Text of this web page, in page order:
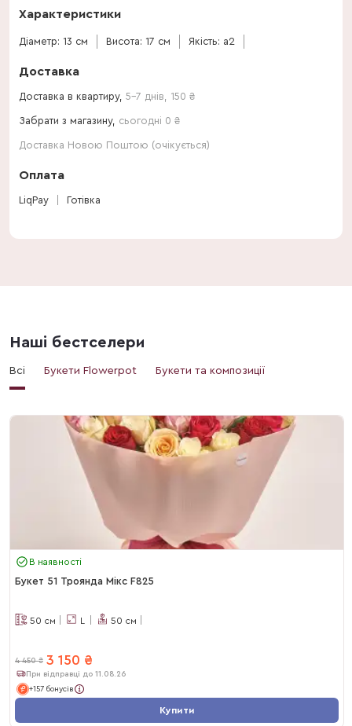
Характеристики
Діаметр: 13 см Висота: 17 см Якість: a2
Доставка
Доставка в квартиру, 5-7 днів 150 ₴
Забрати з магазину, сьогодні 0 ₴
Доставка Новою Поштою (очікується)
Оплата
LiqPay Готівка
Наші бестселери
Всі Букети Flowerpot Букети та композиції
В наявності
Букет 51 Троянда Мікс F825
50 см L 50 см
4 450 ₴ 3 150 ₴
При відправці до 11.08.26
+157 бонусів
Купити